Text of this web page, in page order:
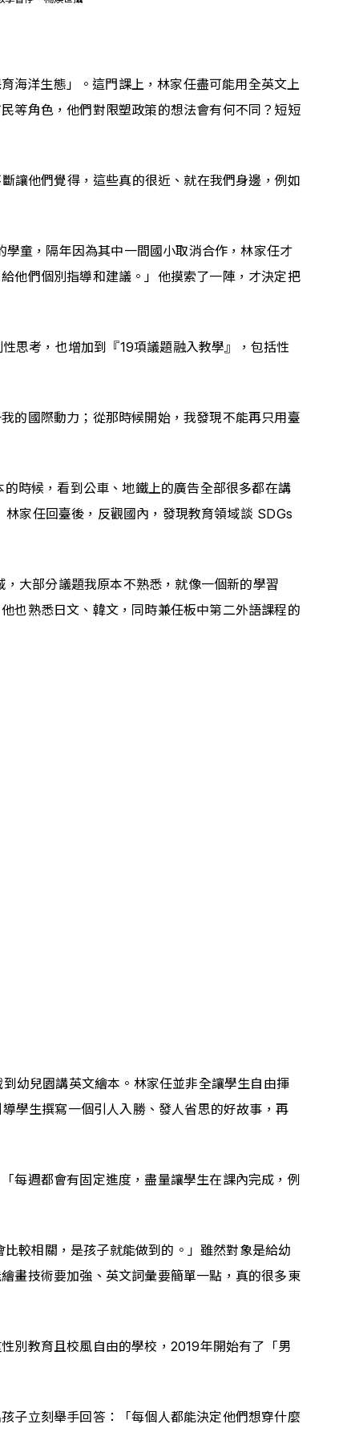
海洋生態」。這門課上，林家任盡可能用全英文上
等角色，他們對限塑政策的想法會有何不同？短短
讓他們覺得，這些真的很近、就在我們身邊，例如
童，隔年因為其中一間國小取消合作，林家任才
他們個別指導和建議。」他摸索了一陣，才決定把
思考，也增加到『19項議題融入教學』，包括性
的國際動力；從那時候開始，我發現不能再只用臺
時候，看到公車、地鐵上的廣告全部很多都在講
家任回臺後，反觀國內，發現教育領域談 SDGs
大部分議題我原本不熟悉，就像一個新的學習
也熟悉日文、韓文，同時兼任板中第二外語課程的
幼兒園講英文繪本。林家任並非全讓學生自由揮
學生撰寫一個引人入勝、發人省思的好故事，再
每週都會有固定進度，盡量讓學生在課內完成，例
較相關，是孩子就能做到的。」雖然對象是給幼
畫技術要加強、英文詞彙要簡單一點，真的很多東
別教育且校風自由的學校，2019年開始有了「男
子立刻舉手回答：「每個人都能決定他們想穿什麼